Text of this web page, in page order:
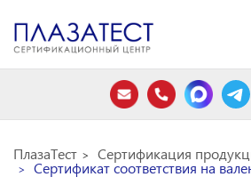
ПлазаТест Сертификация
Сертификат соответствия на